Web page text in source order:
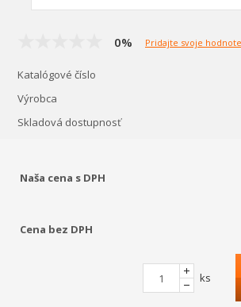
0% Pridajte svoje
Katalógové číslo
Výrobca
Skladová dostupnosť
Naša cena s DPH
Cena bez DPH
ks